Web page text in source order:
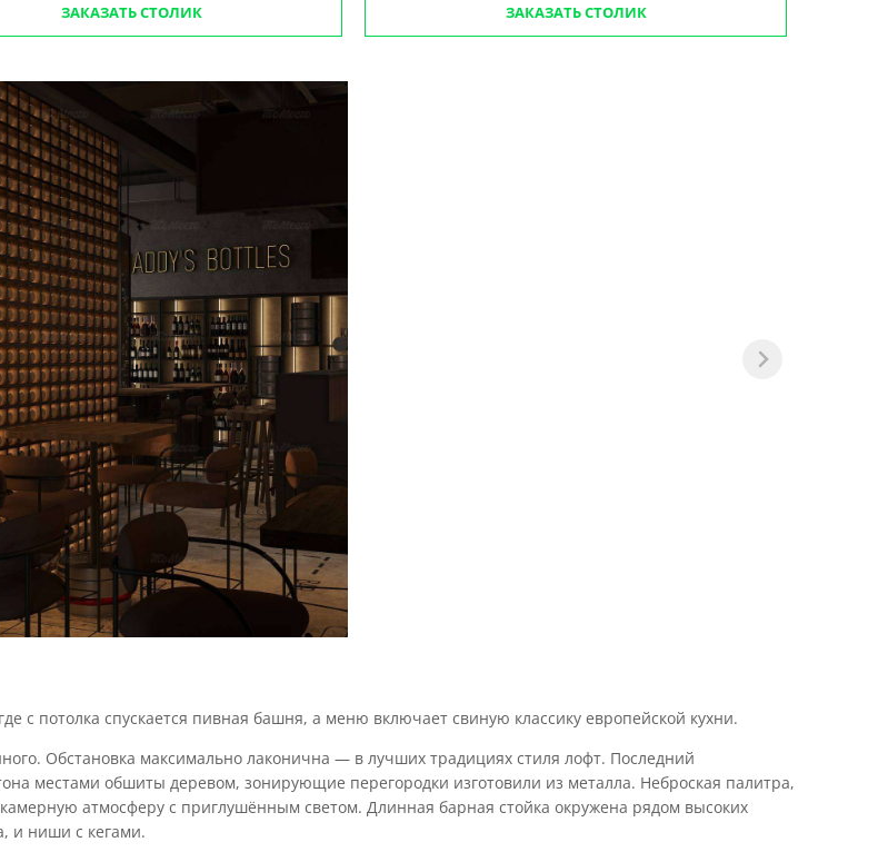
ЗАКАЗАТЬ СТОЛИК ЗАКАЗАТЬ СТОЛИК
с потолка спускается пивная башня, а меню включает свиную классику европейской кухни.
Обстановка максимально лаконична — в лучших традициях стиля лофт. Последний
местами обшиты деревом, зонирующие перегородки изготовили из металла. Неброская палитра,
атмосферу с приглушённым светом. Длинная барная стойка окружена рядом высоких
и ниши с кегами.